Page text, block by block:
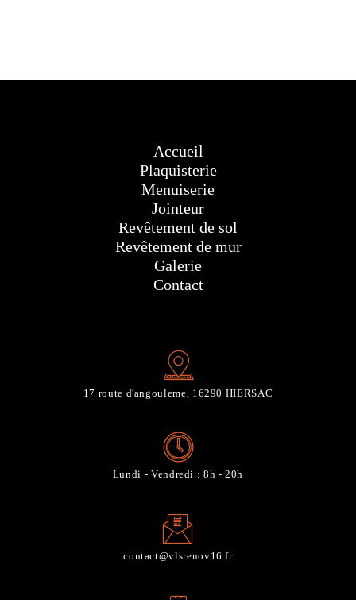
Accueil
Plaquisterie
Menuiserie
Jointeur
Revêtement de sol
Revêtement de mur
Galerie
Contact
17 route d'angouleme, 16290 HIERSAC
Lundi - Vendredi : 8h - 20h
contact@vlsrenov16.fr